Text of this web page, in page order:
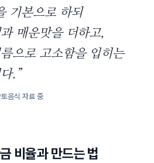
기본으로 하되
매운맛을 더하고,
으로 고소함을 입히는
.”
음식 자료 중
비율과 만드는 법